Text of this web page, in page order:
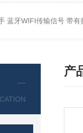
蓝牙WIFI传输信号 带有
产